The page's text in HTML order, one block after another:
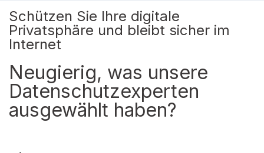
Schützen Sie Ihre digitale
Privatsphäre und bleibt sicher im
Internet
Neugierig, was unsere
Datenschutzexperten
ausgewählt haben?